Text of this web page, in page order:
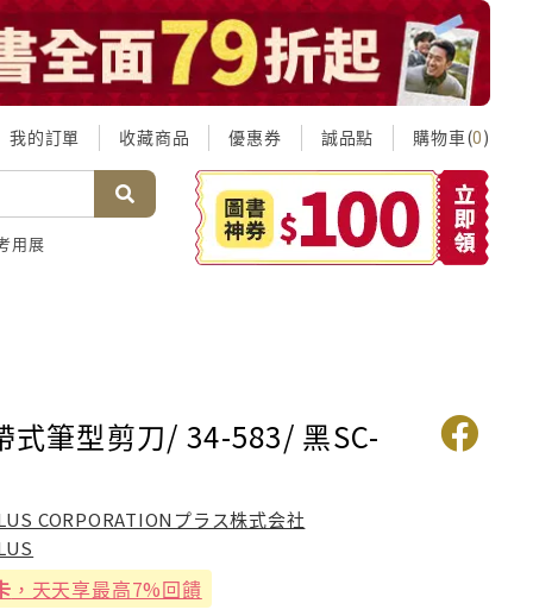
我的訂單 收藏商品 優惠券 誠品點 購物車(0)
用展
式筆型剪刀/ 34-583/ 黑SC-
CORPORATIONプラス株式会社
，天天享最高7%回饋